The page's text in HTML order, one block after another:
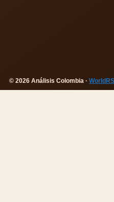
© 2026 Análisis Colombia ·